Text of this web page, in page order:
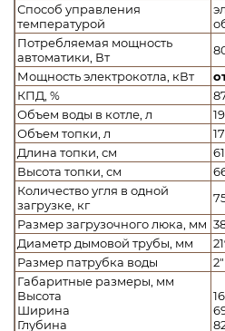
Способ управления
температурой
Потребляемая мощность
автоматики, Вт
Мощность электрокотла, кВт
КПД, %
Объем воды в котле, л
Объем топки, л
Длина топки, см
61
Высота топки, см
Количество угля в одной
загрузке, кг
Размер загрузочного люка, мм
Диаметр дымовой трубы, мм
Размер патрубка воды
2"
Габаритные размеры, мм
Высота
Ширина
Глубина